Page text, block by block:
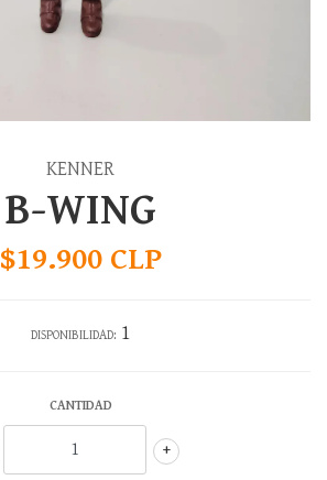
KENNER
B-WING
$19.900 CLP
DISPONIBILIDAD: 1
CANTIDAD
+